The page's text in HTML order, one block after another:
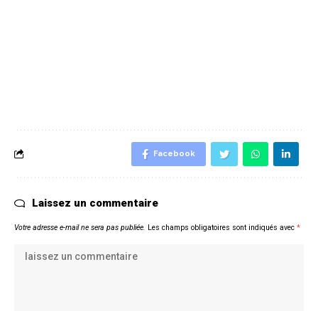
Facebook
Laissez un commentaire
Votre adresse e-mail ne sera pas publiée. Les champs obligatoires sont indiqués avec *